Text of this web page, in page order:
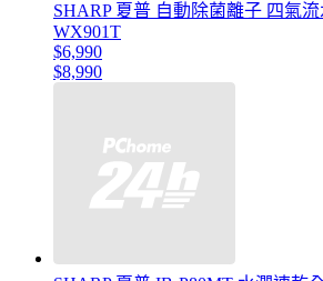
SHARP 夏普 自動除菌離子 四氣
WX901T
$6,990
$8,990